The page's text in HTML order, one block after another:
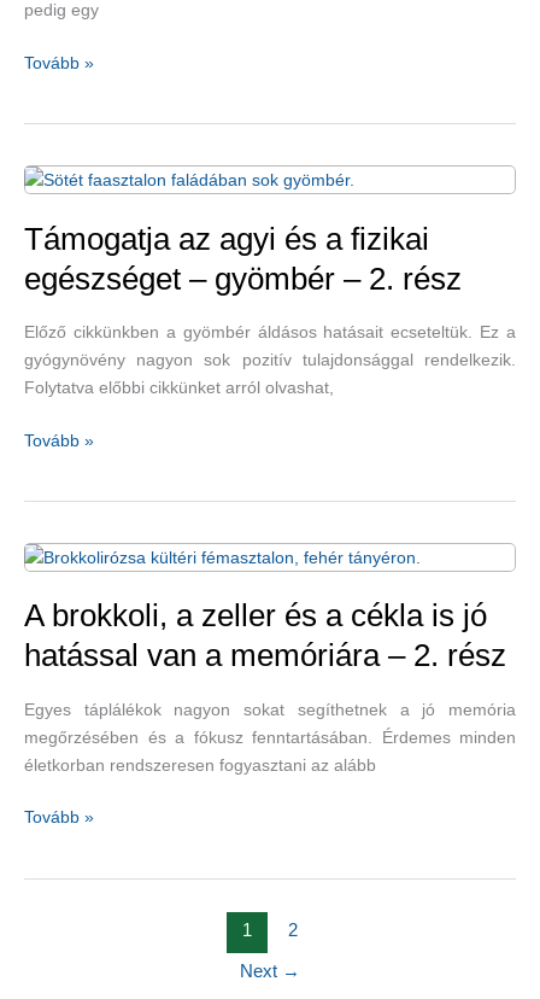
pedig egy
Remek
erősítő
gomba
Tovább »
Támogatja az agyi és a fizikai
egészséget – gyömbér – 2. rész
Előző cikkünkben a gyömbér áldásos hatásait ecseteltük. Ez a
gyógynövény nagyon sok pozitív tulajdonsággal rendelkezik.
Folytatva előbbi cikkünket arról olvashat,
Támogatja
a
fizikai
egészséget
gyömbér
2.
rész
Tovább »
A brokkoli, a zeller és a cékla is jó
hatással van a memóriára – 2. rész
Egyes táplálékok nagyon sokat segíthetnek a jó memória
megőrzésében és a fókusz fenntartásában. Érdemes minden
életkorban rendszeresen fogyasztani az alább
A
Tovább »
1 2
Next →